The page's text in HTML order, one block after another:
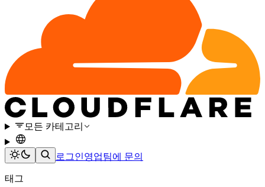
모든 카테고리
로그인영업팀에 문의
태그